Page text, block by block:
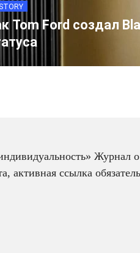
Tom Ford создал
Журнал о
ссылка